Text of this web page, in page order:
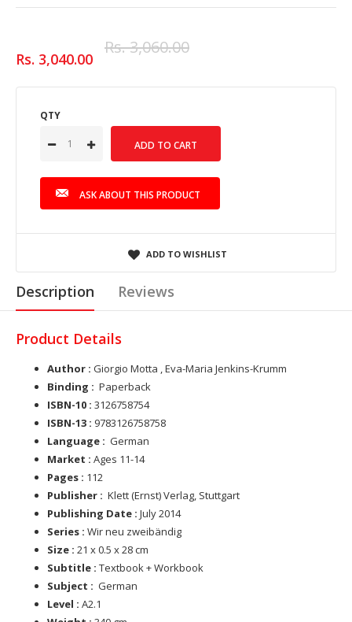
Rs. 3,040.00
Rs. 3,060.00
QTY
ASK ABOUT THIS PRODUCT
ADD TO WISHLIST
Description Reviews
Product Details
Author : Giorgio Motta , Eva-Maria Jenkins-Krumm
Binding : Paperback
ISBN-10 : 3126758754
ISBN-13 : 9783126758758
Language : German
Market : Ages 11-14
Pages : 112
Publisher : Klett (Ernst) Verlag, Stuttgart
Publishing Date : July 2014
Series : Wir neu zweibändig
Size : 21 x 0.5 x 28 cm
Subtitle : Textbook + Workbook
Subject : German
Level : A2.1